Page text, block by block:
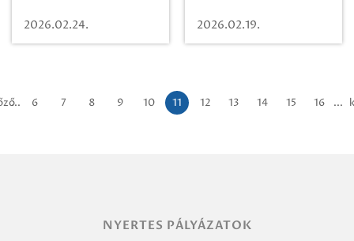
2026.02.24. 2026.02.19.
... 6 7 8 9 10 11 12 13 14 15 16 ...
NYERTES PÁLYÁZATOK